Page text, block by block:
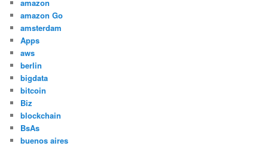
amazon
amazon Go
amsterdam
Apps
aws
berlin
bigdata
bitcoin
Biz
blockchain
BsAs
buenos aires